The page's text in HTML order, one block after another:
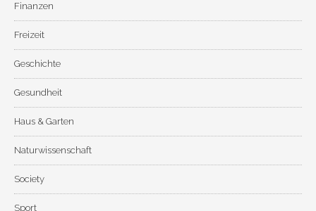
Finanzen
Freizeit
Geschichte
Gesundheit
Haus & Garten
Naturwissenschaft
Society
Sport